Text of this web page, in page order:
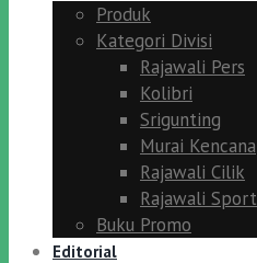
Produk
Kategori Divisi
Rajawali Pers
Kolibri
Srigunting
Murai Kencana
Rajawali Cilik
Rajawali Sport
Buku Promo
Editorial